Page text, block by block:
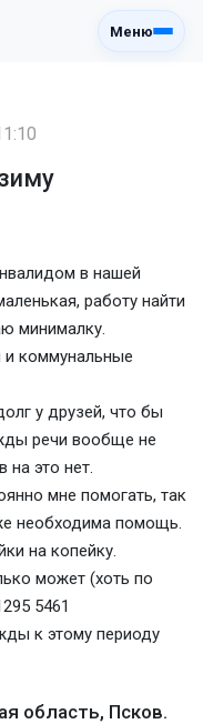
Меню
в нашей
работу найти
минималку.
коммунальные
у друзей, что бы
речи вообще не
на это нет.
мне помогать, так
необходима помощь.
на копейку.
может (хоть по
5461
к этому периоду
область, Псков.